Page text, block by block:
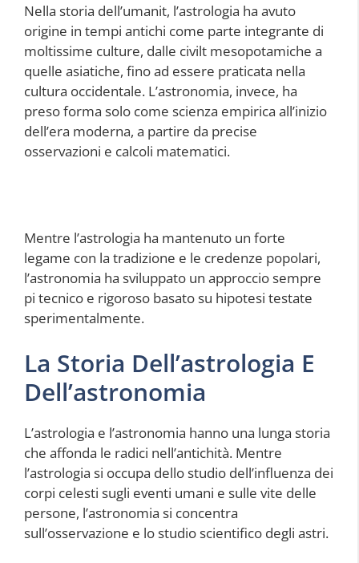
Nella storia dell’umanit, l’astrologia ha avuto
origine in tempi antichi come parte integrante di
moltissime culture, dalle civilt mesopotamiche a
quelle asiatiche, fino ad essere praticata nella
cultura occidentale. L’astronomia, invece, ha
preso forma solo come scienza empirica all’inizio
dell’era moderna, a partire da precise
osservazioni e calcoli matematici.
Mentre l’astrologia ha mantenuto un forte
legame con la tradizione e le credenze popolari,
l’astronomia ha sviluppato un approccio sempre
pi tecnico e rigoroso basato su hipotesi testate
sperimentalmente.
La Storia Dell’astrologia E
Dell’astronomia
L’astrologia e l’astronomia hanno una lunga storia
che affonda le radici nell’antichità. Mentre
l’astrologia si occupa dello studio dell’influenza dei
corpi celesti sugli eventi umani e sulle vite delle
persone, l’astronomia si concentra
sull’osservazione e lo studio scientifico degli astri.